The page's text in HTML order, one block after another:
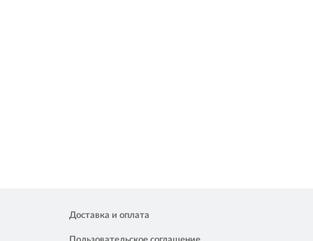
Доставка и оплата